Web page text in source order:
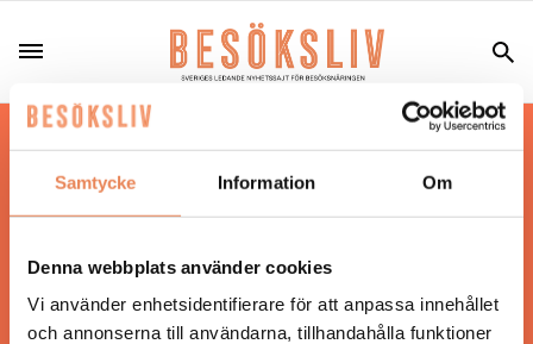
Samtycke Information Om
Denna webbplats använder cookies
Vi använder enhetsidentifierare för att anpassa innehållet
och annonserna till användarna, tillhandahålla funktioner
Hos oss läser du landets mest uppdaterade
nyheter och snackisar inom besöksnäringen.
Besöksliv i sin tryckta form är ett affärsmagasin
Tidningen ges ut avVisita